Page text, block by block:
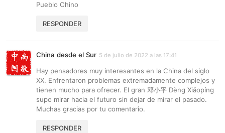
Pueblo Chino
RESPONDER
China desde el Sur 5 de julio de 2022 a las 17:41
Hay pensadores muy interesantes en la China del siglo
XX. Enfrentaron problemas extremadamente complejos y
tienen mucho para ofrecer. El gran 邓小平 Dèng Xiǎopíng
supo mirar hacia el futuro sin dejar de mirar el pasado.
Muchas gracias por tu comentario.
RESPONDER